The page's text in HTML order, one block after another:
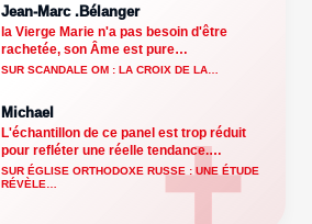
Jean-Marc .Bélanger
la Vierge Marie n'a pas besoin d'être
rachetée, son Âme est pure…
SUR SCANDALE OM : LA CROIX DE LA…
Michael
L'échantillon de ce panel est trop réduit
pour refléter une réelle tendance.…
SUR ÉGLISE ORTHODOXE RUSSE : UNE ÉTUDE
RÉVÈLE…